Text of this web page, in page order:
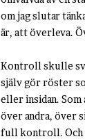
om jag slutar
är, att överleva.
Kontroll skulle
själv gör röster
eller insidan.
över andra, över
full kontroll. Och